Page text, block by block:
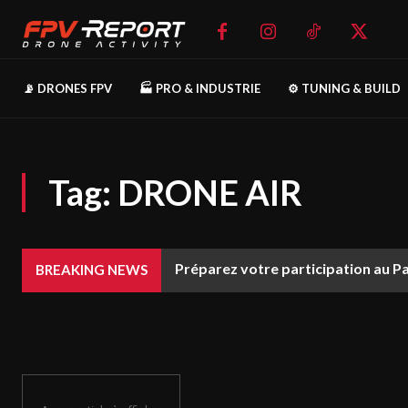
📡 DRONES FPV 🏭 PRO & INDUSTRIE ⚙️ TUNING & BUILD
Tag: DRONE AIR
BREAKING NEWS Préparez votre participation au